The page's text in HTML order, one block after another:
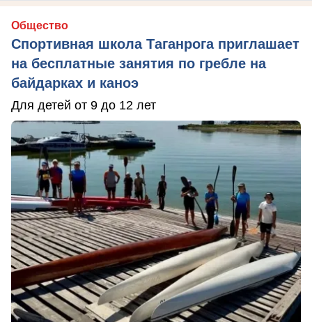
Общество
Спортивная школа Таганрога приглашает
на бесплатные занятия по гребле на
байдарках и каноэ
Для детей от 9 до 12 лет